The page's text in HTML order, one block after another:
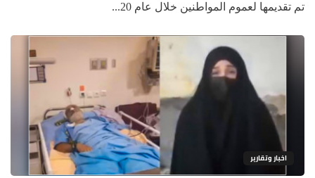
تم تقديمها لعموم المواطنين خلال عام 20...
اخبار وتقارير